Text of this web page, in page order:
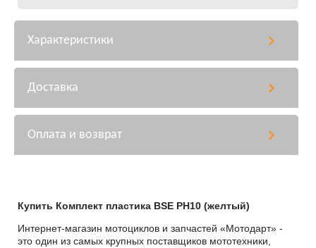
Характеристики
Доставка
Оплата и возврат
Купить Комплект пластика BSE PH10 (желтый)
Интернет-магазин мотоциклов и запчастей «Мотодарт» -
это один из самых крупных поставщиков мототехники,